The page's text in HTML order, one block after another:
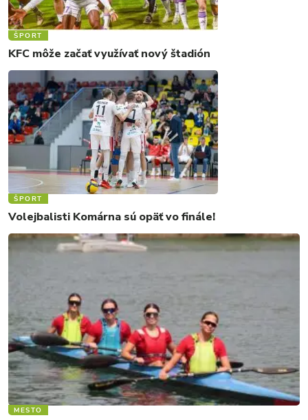
ŠPORT
KFC môže začať využívať nový štadión
ŠPORT
Volejbalisti Komárna sú opäť vo finále!
MESTO